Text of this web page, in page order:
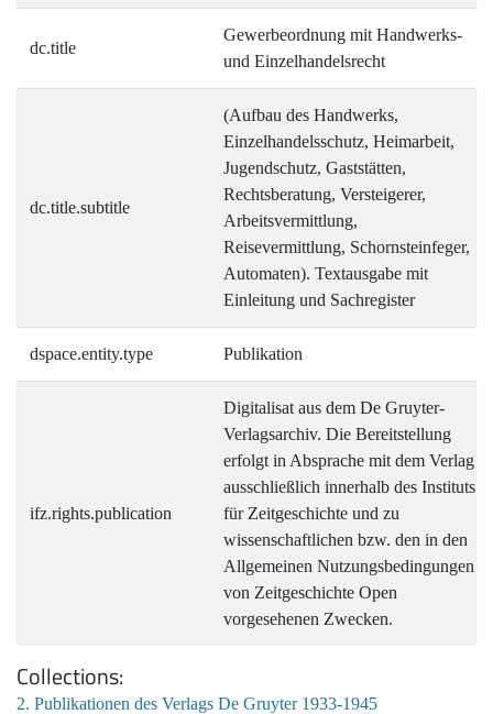
dc.title
Gewerbeordnung mit Handwerks-
und Einzelhandelsrecht
dc.title.subtitle
(Aufbau des Handwerks,
Einzelhandelsschutz, Heimarbeit,
Jugendschutz, Gaststätten,
Rechtsberatung, Versteigerer,
Arbeitsvermittlung,
Reisevermittlung, Schornsteinfeger,
Automaten). Textausgabe mit
Einleitung und Sachregister
dspace.entity.type Publikation
ifz.rights.publication
Digitalisat aus dem De Gruyter-
Verlagsarchiv. Die Bereitstellung
erfolgt in Absprache mit dem Verlag
ausschließlich innerhalb des Instituts
für Zeitgeschichte und zu
wissenschaftlichen bzw. den in den
Allgemeinen Nutzungsbedingungen
von Zeitgeschichte Open
vorgesehenen Zwecken.
Collections
2. Publikationen des Verlags De Gruyter 1933-1945